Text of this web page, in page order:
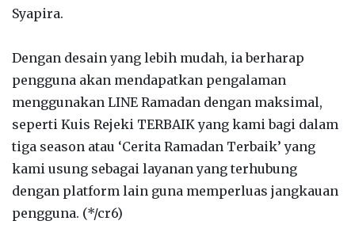
Syapira.
Dengan desain yang lebih mudah, ia berharap
pengguna akan mendapatkan pengalaman
menggunakan LINE Ramadan dengan maksimal,
seperti Kuis Rejeki TERBAIK yang kami bagi dalam
tiga season atau ‘Cerita Ramadan Terbaik’ yang
kami usung sebagai layanan yang terhubung
dengan platform lain guna memperluas jangkauan
pengguna. (*/cr6)